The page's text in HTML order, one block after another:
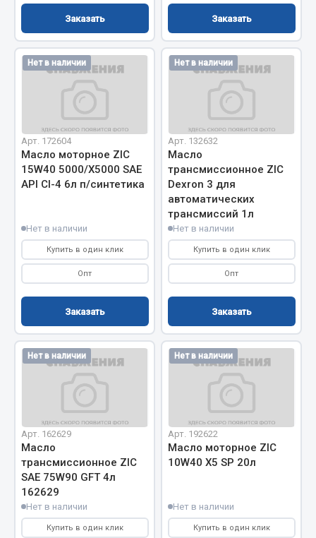
Измерительный инструмент
Крепежный инструмент
Силовое оборудование
Показать ещё
Весь раздел
Весь раздел
РТИ
Кольца уплотнительные
Лента конвейерная
Манжеты
Прокладки
Рукава высокого давления
Показать ещё
Весь раздел
Заказать Заказать
Нет в наличии
Арт. 172604
Масло моторное ZIC
15W40 5000/Х5000 SAE
API CI-4 6л п/синтетика
Нет в наличии
Купить в один клик
Опт
Заказать
Нет в наличии
Арт. 132632
Масло
трансмиссионное ZIC
Dexron 3 для
автоматических
трансмиссий 1л
Нет в наличии
Купить в один клик
Опт
Заказать
Нет в наличии
Арт. 162629
Масло
трансмиссионное ZIC
SAE 75W90 GFT 4л
162629
Нет в наличии
Купить в один клик
Нет в наличии
Арт. 192622
Масло моторное ZIC
10W40 X5 SP 20л
Нет в наличии
Купить в один клик